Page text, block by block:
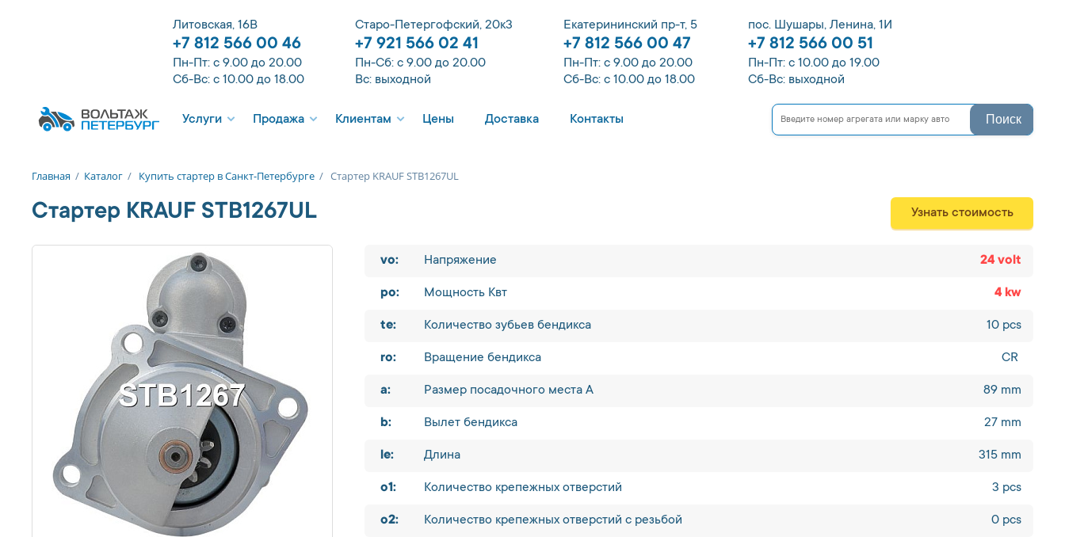
Литовская, 16В
+7 812 566 00 46
Пн-Пт: с 9.00 до 20.00
Сб-Вс: с 10.00 до 18.00
Старо-Петергофский, 20к3
+7 921 566 02 41
Пн-Сб: с 9.00 до 20.00
Вс: выходной
Екатерининский пр-т, 5
+7 812 566 00 47
Пн-Пт: с 9.00 до 20.00
Сб-Вс: с 10.00 до 18.00
пос. Шушары, Ленина, 1И
+7 812 566 00 51
Пн-Пт: с 10.00 до 19.00
Сб-Вс: выходной
Услуги Продажа Клиентам Цены Доставка Контакты Поиск
Главная / Каталог / Купить стартер в Санкт-Петербурге / Стартер KRAUF STB1267UL
Стартер KRAUF STB1267UL Узнать стоимость
vo: Напряжение 24 volt
po: Мощность Квт 4 kw
te: Количество зубьев бендикса 10 pcs
ro: Вращение бендикса CR
a: Размер посадочного места A 89 mm
b: Вылет бендикса 27 mm
le: Длина 315 mm
o1: Количество крепежных отверстий 3 pcs
o2: Количество крепежных отверстий с резьбой 0 pcs